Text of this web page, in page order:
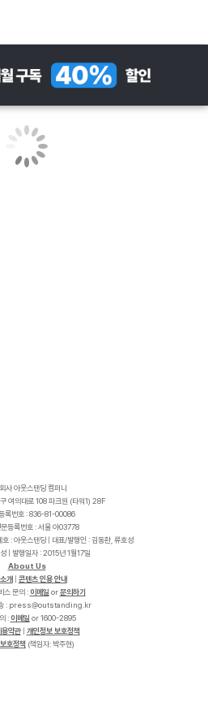
사 아웃스탠딩 컴퍼니
여의대로 108 파크원 (타워1) 28F
록번호 : 836-81-00086
등록번호 : 서울 아03778
: 아웃스탠딩 | 대표/발행인 : 김동환, 류호성
| 발행일자 : 2015년 1월17일
About Us
개
콘텐츠 인용 안내
스 문의 : 이메일 or문의하기
:
r
k
.
g
n
i
d
n
a
t
s
t
u
o
@
s
s
e
r
p
: 이메일 or 1600-2895
용약관| 개인정보 보호정책
호정책 (책임자: 박주현)